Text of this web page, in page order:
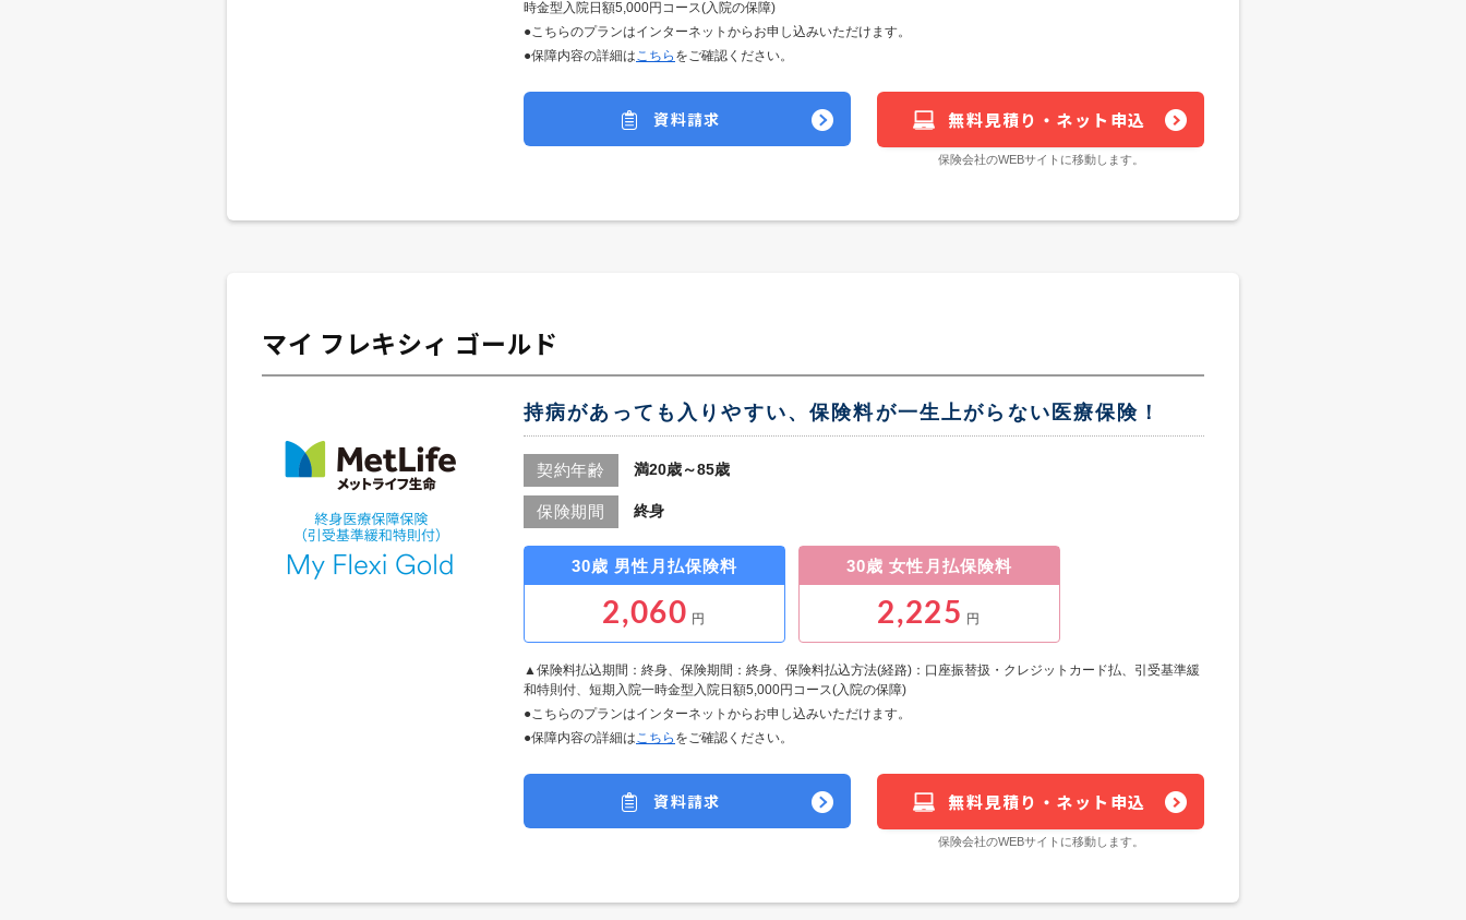
時金型入院日額5,000円コース(入院の保障)
●こちらのプランはインターネットからお申し込みいただけます。
●保障内容の詳細はこちら をご確認ください。
資料請求 無料見積り・ネット申込
保険会社のWEBサイトに移動します。
マイ フレキシィ ゴールド
持病があっても入りやすい、保険料が一生上がらない医療保険！
契約年齢 満20歳～85歳
保険期間 終身
30歳 男性 月払保険料
2,060 円
30歳 女性 月払保険料
2,225 円
▲保険料払込期間：終身、保険期間：終身、保険料払込方法(経路)：口座振替扱・クレジットカード払、引受基準緩
和特則付、短期入院一時金型入院日額5,000円コース(入院の保障)
●こちらのプランはインターネットからお申し込みいただけます。
●保障内容の詳細はこちら をご確認ください。
資料請求 無料見積り・ネット申込
保険会社のWEBサイトに移動します。